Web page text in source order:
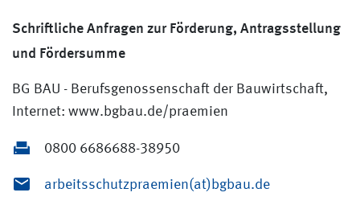
Schriftliche Anfragen zur Förderung, Antragsstellung
und Fördersumme
BG BAU - Berufsgenossenschaft der Bauwirtschaft,
Internet: www.bgbau.de/praemien
0800 6686688-38950
arbeitsschutzpraemien(at)bgbau.de